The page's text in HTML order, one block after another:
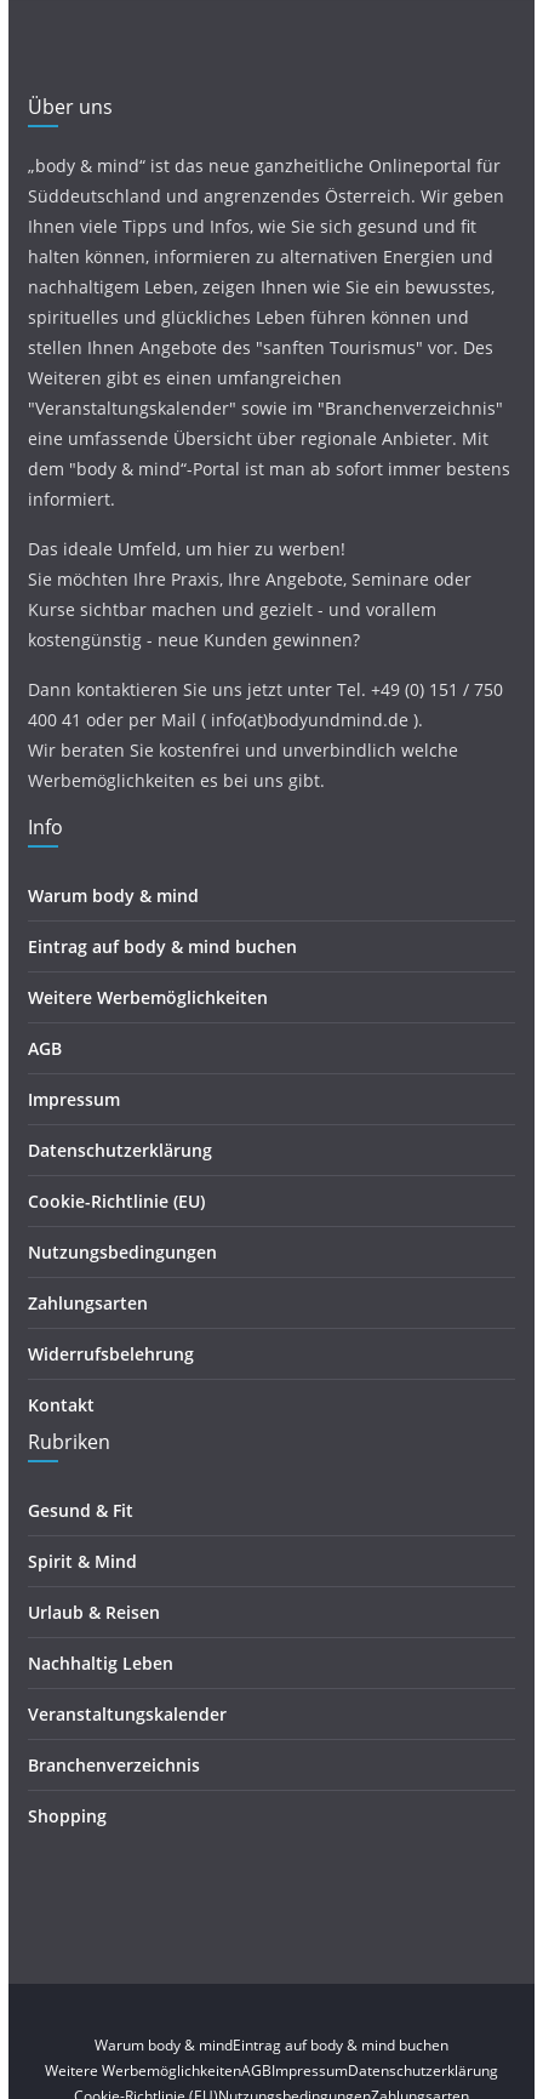
Über uns
„body & mind“ ist das neue ganzheitliche Onlineportal für
Süddeutschland und angrenzendes Österreich. Wir geben
Ihnen viele Tipps und Infos, wie Sie sich gesund und fit
halten können, informieren zu alternativen Energien und
nachhaltigem Leben, zeigen Ihnen wie Sie ein bewusstes,
spirituelles und glückliches Leben führen können und
stellen Ihnen Angebote des "sanften Tourismus" vor. Des
Weiteren gibt es einen umfangreichen
"Veranstaltungskalender" sowie im "Branchenverzeichnis"
eine umfassende Übersicht über regionale Anbieter. Mit
dem "body & mind“-Portal ist man ab sofort immer bestens
informiert.
Das ideale Umfeld, um hier zu werben!
Sie möchten Ihre Praxis, Ihre Angebote, Seminare oder
Kurse sichtbar machen und gezielt - und vorallem
kostengünstig - neue Kunden gewinnen?
Dann kontaktieren Sie uns jetzt unter Tel. +49 (0) 151 / 750
400 41 oder per Mail ( info(at)bodyundmind.de ).
Wir beraten Sie kostenfrei und unverbindlich welche
Werbemöglichkeiten es bei uns gibt.
Info
Warum body & mind
Eintrag auf body & mind buchen
Weitere Werbemöglichkeiten
AGB
Impressum
Datenschutzerklärung
Cookie-Richtlinie (EU)
Nutzungsbedingungen
Zahlungsarten
Widerrufsbelehrung
Kontakt
Rubriken
Gesund & Fit
Spirit & Mind
Urlaub & Reisen
Nachhaltig Leben
Veranstaltungskalender
Branchenverzeichnis
Shopping
Warum body & mindEintrag auf body & mind buchen
Weitere WerbemöglichkeitenAGBImpressumDatenschutzerklärung